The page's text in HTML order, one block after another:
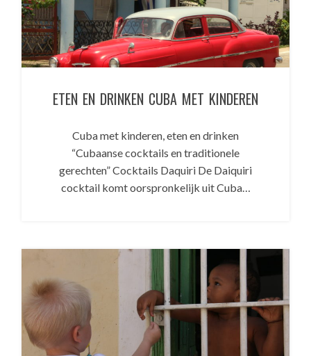
ETEN EN DRINKEN CUBA MET KINDEREN
Cuba met kinderen, eten en drinken
“Cubaanse cocktails en traditionele
gerechten” Cocktails Daquiri De Daiquiri
cocktail komt oorspronkelijk uit Cuba…